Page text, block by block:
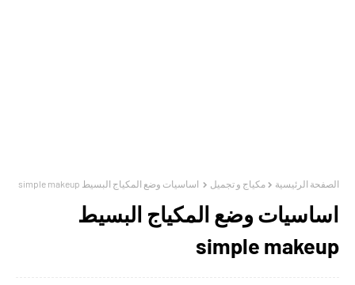
الصفحة الرئيسية مكياج و تجميل اساسيات وضع المكياج البسيط simple makeup
اساسيات وضع المكياج البسيط
simple makeup